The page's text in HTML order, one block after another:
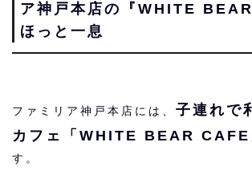
ア神戸本店の『WHITE
ほっと一息
ファミリア神戸本店には、 子連れで
カフェ「WHITE BEAR CAFE
す。